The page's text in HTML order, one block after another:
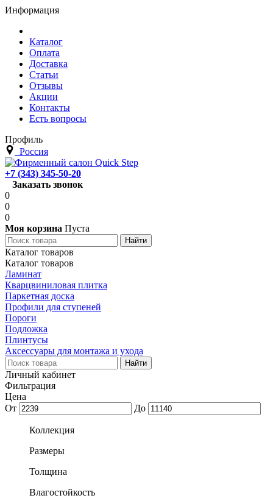
Информация
Каталог
Оплата
Доставка
Статьи
Отзывы
Акции
Контакты
Есть вопросы
Профиль
Россия
+7 (343) 345-50-20
Заказать звонок
0
0
0
Моя корзина Пуста
Каталог товаров
Каталог товаров
Ламинат
Кварцвиниловая плитка
Паркетная доска
Профили для ступеней
Пороги
Подложка
Плинтусы
Аксессуары для монтажа и ухода
Личный кабинет
Фильтрация
Цена
От
До
Коллекция
Размеры
Толщина
Влагостойкость